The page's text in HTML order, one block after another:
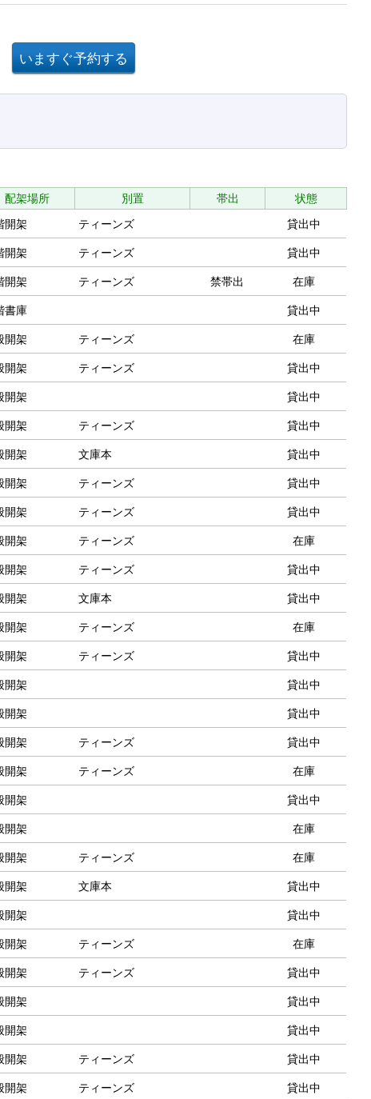
配架場所 別置 帯出
状態
開架 ティーンズ 貸出中
開架 ティーンズ 貸出中
開架 ティーンズ 禁帯出 在庫
書庫 貸出中
開架 ティーンズ 在庫
開架 ティーンズ 貸出中
開架 貸出中
開架 ティーンズ 貸出中
開架 文庫本 貸出中
開架 ティーンズ 貸出中
開架 ティーンズ 貸出中
開架 ティーンズ 在庫
開架 ティーンズ 貸出中
開架 文庫本 貸出中
開架 ティーンズ 在庫
開架 ティーンズ 貸出中
開架 貸出中
開架 貸出中
開架 ティーンズ 貸出中
開架 ティーンズ 在庫
開架 貸出中
開架 在庫
開架 ティーンズ 在庫
開架 文庫本 貸出中
開架 貸出中
開架 ティーンズ 在庫
開架 ティーンズ 貸出中
開架 貸出中
開架 貸出中
開架 ティーンズ 貸出中
開架 ティーンズ 貸出中